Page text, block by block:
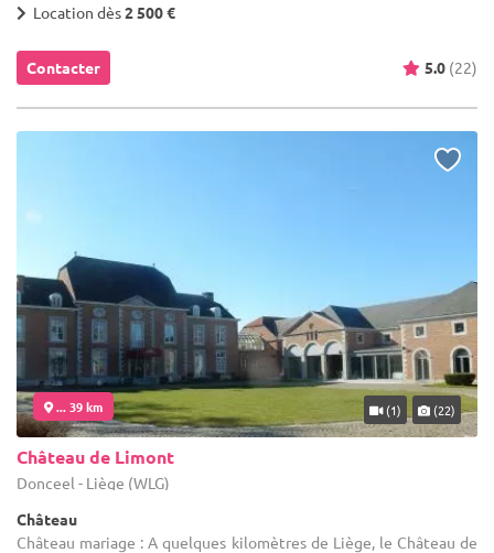
Location dès2 500 €
Contacter 5.0 (22)
... 39 km (1) (22)
Château de Limont
Donceel - Liège (WLG)
Château
Château mariage : A quelques kilomètres de Liège, le Château de